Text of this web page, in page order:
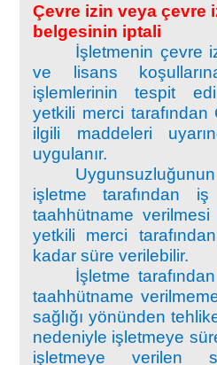
Çevre izin veya çevre
belgesinin iptali
İşletmenin çevre
ve lisans
işlemlerinin tespit
yetkili merci tarafından
ilgili maddeleri
uygulanır.
işletme tarafından
taahhütname
yetkili merci
kadar süre verilebilir.
İşletme
taahhütname
sağlığı yönünden
nedeniyle işletmeye
işletmeye verilen